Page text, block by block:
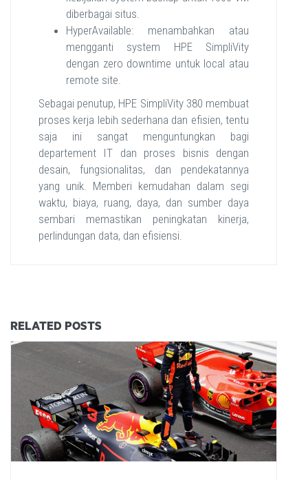
diberbagai situs.
HyperAvailable: menambahkan atau
mengganti system HPE SimpliVity
dengan zero downtime untuk local atau
remote site.
Sebagai penutup, HPE SimpliVity 380 membuat
proses kerja lebih sederhana dan efisien, tentu
saja ini sangat menguntungkan bagi
departement IT dan proses bisnis dengan
desain, fungsionalitas, dan pendekatannya
yang unik. Memberi kemudahan dalam segi
waktu, biaya, ruang, daya, dan sumber daya
sembari memastikan peningkatan kinerja,
perlindungan data, dan efisiensi.
RELATED POSTS